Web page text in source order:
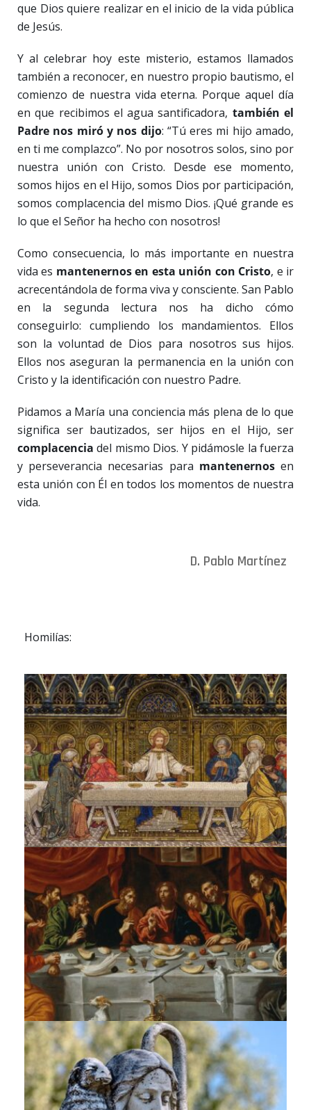
que Dios quiere realizar en el inicio de la vida pública
de Jesús.
Y al celebrar hoy este misterio, estamos llamados
también a reconocer, en nuestro propio bautismo, el
comienzo de nuestra vida eterna. Porque aquel día
en que recibimos el agua santificadora, también el
Padre nos miró y nos dijo: “Tú eres mi hijo amado,
en ti me complazco”. No por nosotros solos, sino por
nuestra unión con Cristo. Desde ese momento,
somos hijos en el Hijo, somos Dios por participación,
somos complacencia del mismo Dios. ¡Qué grande es
lo que el Señor ha hecho con nosotros!
Como consecuencia, lo más importante en nuestra
vida es mantenernos en esta unión con Cristo, e ir
acrecentándola de forma viva y consciente. San Pablo
en la segunda lectura nos ha dicho cómo
conseguirlo: cumpliendo los mandamientos. Ellos
son la voluntad de Dios para nosotros sus hijos.
Ellos nos aseguran la permanencia en la unión con
Cristo y la identificación con nuestro Padre.
Pidamos a María una conciencia más plena de lo que
significa ser bautizados, ser hijos en el Hijo, ser
complacencia del mismo Dios. Y pidámosle la fuerza
y perseverancia necesarias para mantenernosen
esta unión con Él en todos los momentos de nuestra
vida.
D. Pablo Martínez
Homilías: